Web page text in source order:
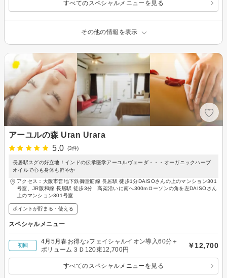
すべてのスペシャルメニューを見る
その他の情報を表示
アーユルの森 Uran Urara
5.0
(3件)
長居駅スグの好立地！インドの伝承医学アーユルヴェーダ・・・オーガニックハーブ
オイルで心も身体も軽やか
アクセス：大阪市営地下鉄御堂筋線 長居駅 徒歩1分DAISOさんの上のマンション301
号室、JR阪和線 長居駅 徒歩3分 高架沿いに南へ300mローソンの角を左DAISOさん
上のマンション301号室
ポイントが貯まる・使える
スペシャルメニュー
初回
4月5月春お得な♪フェイシャルイオン導入60分＋
ボリューム３Ｄ120束12,700円
￥12,700
すべてのスペシャルメニューを見る